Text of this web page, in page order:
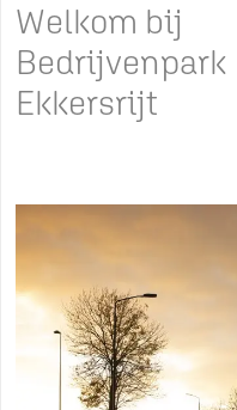
Welkom bij
Bedrijvenpark
Ekkersrijt